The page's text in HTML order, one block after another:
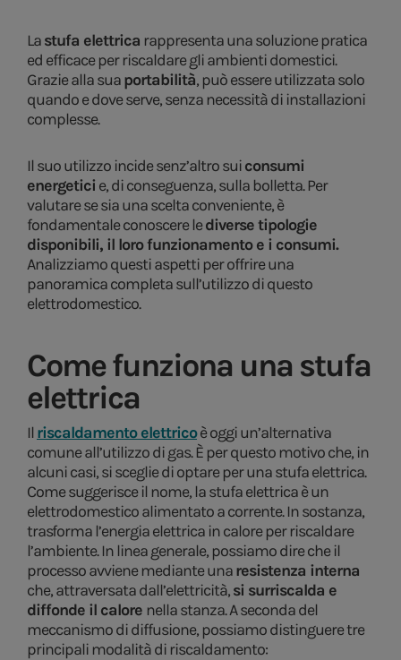
Lastufa elettrica rappresenta una soluzione pratica
ed efficace per riscaldare gli ambienti domestici.
Grazie alla suaportabilità, può essere utilizzata solo
quando e dove serve, senza necessità di installazioni
complesse.
Il suo utilizzo incide senz’altro suiconsumi
energetici e, di conseguenza, sulla bolletta. Per
valutare se sia una scelta conveniente, è
fondamentale conoscere lediverse tipologie
disponibili, il loro funzionamento e i consumi.
Analizziamo questi aspetti per offrire una
panoramica completa sull’utilizzo di questo
elettrodomestico.
Come funziona una stufa
elettrica
Ilriscaldamento elettricoè oggi un’alternativa
comune all’utilizzo di gas. È per questo motivo che, in
alcuni casi, si sceglie di optare per una stufa elettrica.
Come suggerisce il nome, la stufa elettrica è un
elettrodomestico alimentato a corrente. In sostanza,
trasforma l’energia elettrica in calore per riscaldare
l’ambiente.In linea generale, possiamo dire che il
processo avviene mediante unaresistenza interna
che, attraversata dall’elettricità,si surriscalda e
diffonde il calore nella stanza. A seconda del
meccanismo di diffusione, possiamo distinguere tre
principali modalità di riscaldamento: